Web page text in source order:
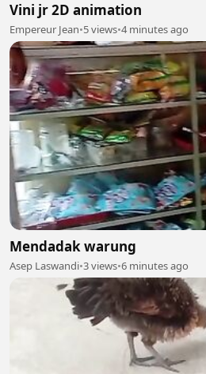
Vini jr 2D animation
Empereur Jean•5 views•4 minutes ago
Mendadak warung
Asep Laswandi•3 views•6 minutes ago